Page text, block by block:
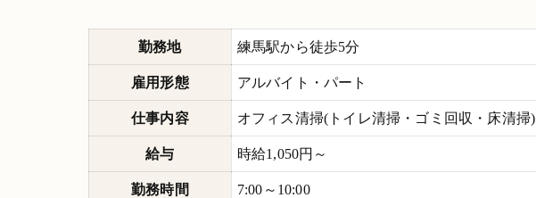
勤務地 練馬駅から徒歩5分
雇用形態 アルバイト・パート
仕事内容 オフィス清掃(トイレ清掃・ゴミ回収・床清掃)
給与 時給1,050円～
勤務時間 7:00～10:00